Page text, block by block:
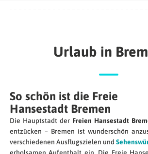
Urlaub in
So schön ist die Freie
Hansestadt Bremen
Die Hauptstadt der Freien Hansestadt
entzücken – Bremen ist wunderschön
verschiedenen Ausflugszielen und